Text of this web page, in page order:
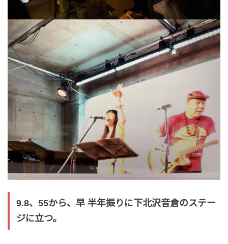
9.8、55から、早 半年振りに下北沢音倉のステー
ジに立つ。